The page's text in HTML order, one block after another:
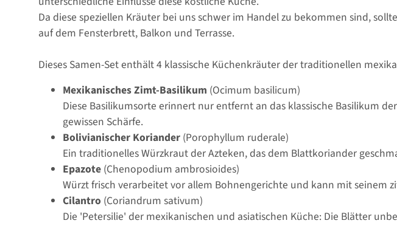
Da diese speziellen Kräuter bei uns schwer im Handel zu bekommen sind,
auf dem Fensterbrett, Balkon und Terrasse.
Dieses Samen-Set enthält 4 klassische Küchenkräuter der traditionellen
Mexikanisches Zimt-Basilikum (Ocimum basilicum)
Diese Basilikumsorte erinnert nur entfernt an das klassische Basilikum
gewissen Schärfe.
Bolivianischer Koriander (Porophyllum ruderale)
Ein traditionelles Würzkraut der Azteken, das dem Blattkoriander
Epazote (Chenopodium ambrosioides)
Würzt frisch verarbeitet vor allem Bohnengerichte und kann mit seinem
Cilantro (Coriandrum sativum)
Die 'Petersilie' der mexikanischen und asiatischen Küche: Die Blätter